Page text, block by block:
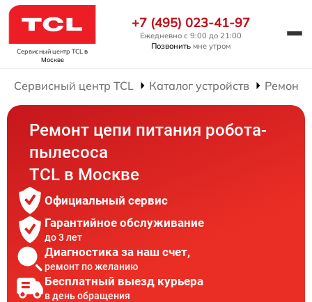
Сервисный центр TCL в
Москве
+7 (495) 023-41-97
Ежедневно с 9:00 до 21:00
Позвонить мне утром
Сервисный центр TCL Каталог устройств Ремонт
Ремонт цепи питания робота-
пылесоса
TCL в Москве
Официальный сервис
Гарантийное обслуживание
до 3 лет
Диагностика за наш счет,
ремонт по желанию
Бесплатный выезд курьера
в день обращения